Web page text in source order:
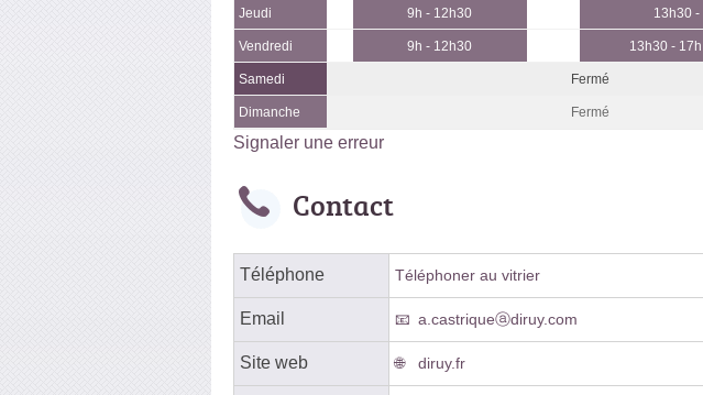
Jeudi 9h - 12h30 13h30 -
Vendredi 9h - 12h30 13h30 - 17h
Samedi Fermé
Dimanche Fermé
Signaler une erreur
Contact
Téléphone Téléphoner au vitrier
Email a.castriqueⓐdiruy.com
Site web diruy.fr